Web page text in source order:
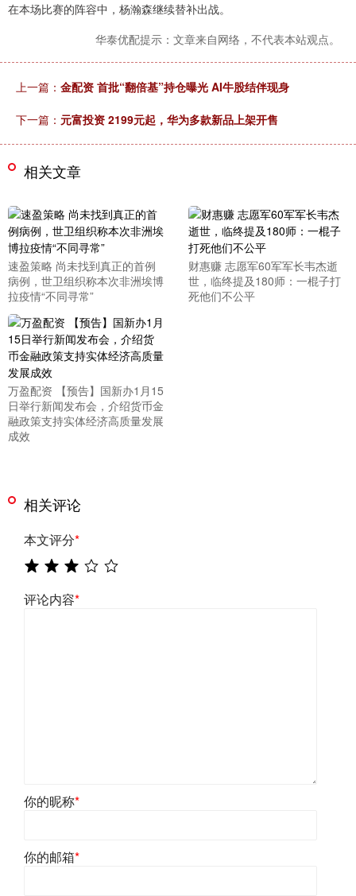
在本场比赛的阵容中，杨瀚森继续替补出战。
华泰优配提示：文章来自网络，不代表本站观点。
上一篇： 金配资 首批“翻倍基”持仓曝光 AI牛股结伴现身
下一篇： 元富投资 2199元起，华为多款新品上架开售
相关文章
速盈策略 尚未找到真正的首例
病例，世卫组织称本次非洲埃博
拉疫情“不同寻常”
财惠赚 志愿军60军军长韦杰逝
世，临终提及180师：一棍子打
死他们不公平
万盈配资 【预告】国新办1月15
日举行新闻发布会，介绍货币金
融政策支持实体经济高质量发展
成效
相关评论
本文评分*
评论内容*
你的昵称*
你的邮箱*